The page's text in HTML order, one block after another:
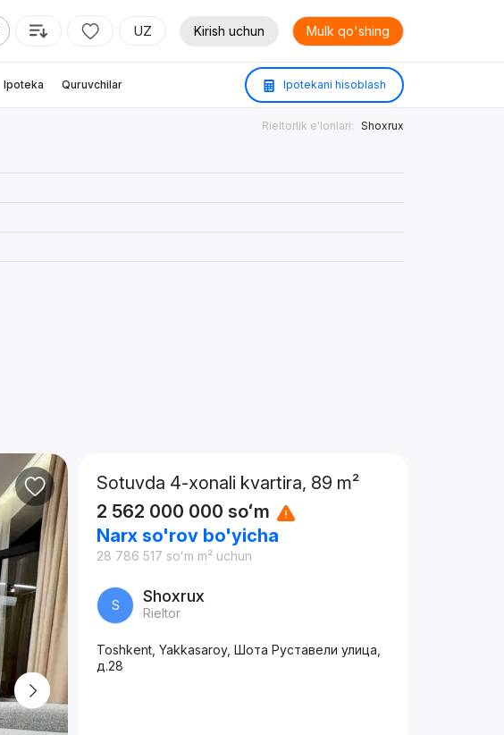
UZ Kirish uchun Mulk qo'shing
Ipoteka Quruvchilar Ipotekani hisoblash
Rieltorlik e'lonlari: Shoxrux
Sotuvda 4-xonali kvartira, 89 m²
2 562 000 000 soʻm
Narx so'rov bo'yicha
28 786 517 soʻm m² uchun
S Shoxrux
Rieltor
Toshkent, Yakkasaroy, Шота Руставели улица,
д.28